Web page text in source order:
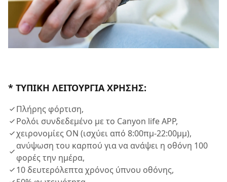
* ΤΥΠΙΚΉ ΛΕΙΤΟΥΡΓΊΑ ΧΡΉΣΗΣ:
Πλήρης φόρτιση,
Ρολόι συνδεδεμένο με το Canyon life APP,
χειρονομίες ON (ισχύει από 8:00πμ-22:00μμ),
ανύψωση του καρπού για να ανάψει η οθόνη 100
φορές την ημέρα,
10 δευτερόλεπτα χρόνος ύπνου οθόνης,